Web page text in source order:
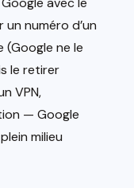
numéro d’un
ne le
le retirer
VPN,
— Google
milieu